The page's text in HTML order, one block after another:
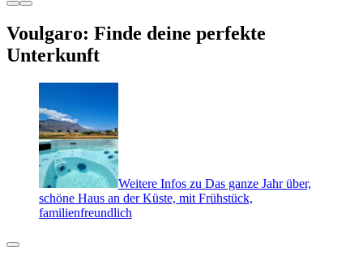
Voulgaro: Finde deine perfekte
Unterkunft
Weitere Infos zu Das ganze Jahr über,
schöne Haus an der Küste, mit Frühstück,
familienfreundlich